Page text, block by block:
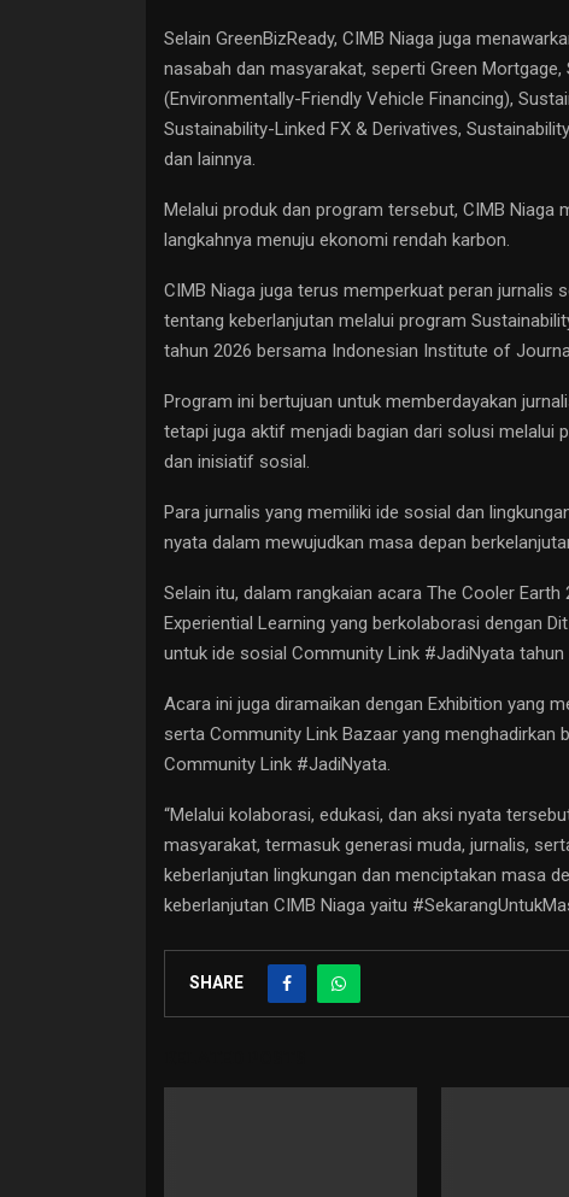
Selain GreenBizReady, CIMB Niaga juga
nasabah dan masyarakat, seperti Green Mortgage,
(Environmentally-Friendly Vehicle Financing),
Sustainability-Linked FX & Derivatives,
dan lainnya.
Melalui produk dan program tersebut, CIMB
langkahnya menuju ekonomi rendah karbon.
CIMB Niaga juga terus memperkuat peran jurnalis
tentang keberlanjutan melalui program
tahun 2026 bersama Indonesian Institute of
Program ini bertujuan untuk memberdayakan
tetapi juga aktif menjadi bagian dari solusi melalui
dan inisiatif sosial.
Para jurnalis yang memiliki ide sosial dan
nyata dalam mewujudkan masa depan
Selain itu, dalam rangkaian acara The Cooler
Experiential Learning yang berkolaborasi dengan
untuk ide sosial Community Link #JadiNyata tahun
Acara ini juga diramaikan dengan Exhibition yang
serta Community Link Bazaar yang menghadirkan
Community Link #JadiNyata.
“Melalui kolaborasi, edukasi, dan aksi nyata
masyarakat, termasuk generasi muda, jurnalis,
keberlanjutan lingkungan dan menciptakan masa
keberlanjutan CIMB Niaga yaitu
SHARE